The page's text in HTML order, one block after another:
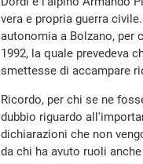
vera e propria guerra
autonomia a Bolzano, per
1992, la quale prevedeva
smettesse di accampare
Ricordo, per chi se ne
dubbio riguardo
dichiarazioni che non
da chi ha avuto ruoli